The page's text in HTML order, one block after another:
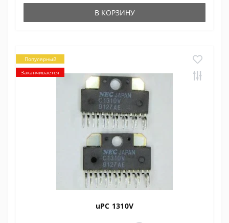
В КОРЗИНУ
Популярный
Заканчивается
uPC 1310V